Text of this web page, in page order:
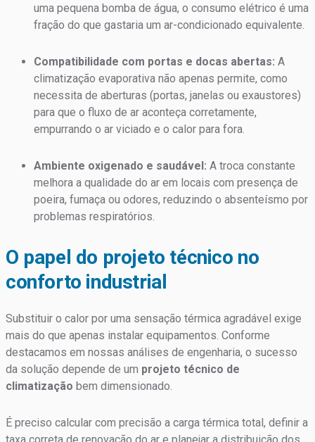
uma pequena bomba de água, o consumo elétrico é uma
fração do que gastaria um ar-condicionado equivalente.
Compatibilidade com portas e docas abertas: A
climatização evaporativa não apenas permite, como
necessita de aberturas (portas, janelas ou exaustores)
para que o fluxo de ar aconteça corretamente,
empurrando o ar viciado e o calor para fora.
Ambiente oxigenado e saudável: A troca constante
melhora a qualidade do ar em locais com presença de
poeira, fumaça ou odores, reduzindo o absenteísmo por
problemas respiratórios.
O papel do projeto técnico no
conforto industrial
Substituir o calor por uma sensação térmica agradável exige
mais do que apenas instalar equipamentos. Conforme
destacamos em nossas análises de engenharia, o sucesso
da solução depende de um projeto técnico de
climatização bem dimensionado.
É preciso calcular com precisão a carga térmica total, definir a